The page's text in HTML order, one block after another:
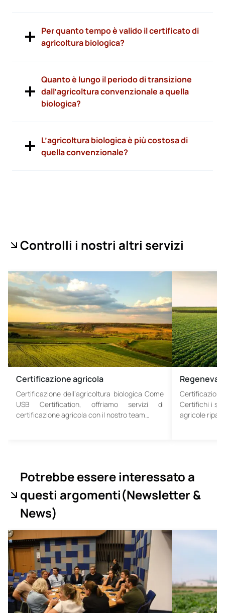
Per quanto tempo è valido il certificato di
agricoltura biologica?
Quanto è lungo il periodo di transizione
dall’agricoltura convenzionale a quella
biologica?
L’agricoltura biologica è più costosa di
quella convenzionale?
Controlli i nostri altri servizi
Certificazione agricola
Certificazione dell’agricoltura biologica Come
USB Certification, offriamo servizi di
certificazione agricola con il nostro team…
Certifichi i
agricole
Potrebbe essere interessato a
questi argomenti(Newsletter &
News)